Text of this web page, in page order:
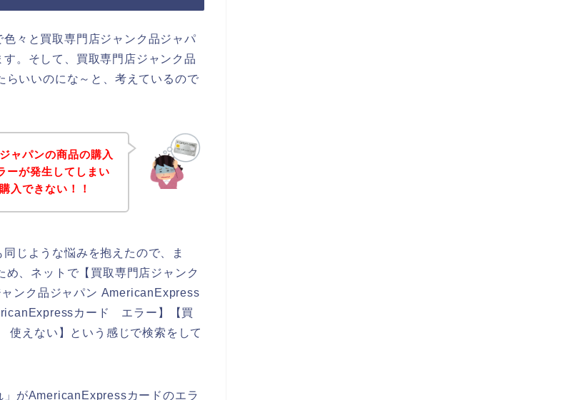
々と買取専門店ジャンク品ジャパ
。そして、買取専門店ジャンク品
いいのにな～と、考えているので
ャパンの商品の購入
が発生してしまい
入できない！！
じような悩みを抱えたので、ま
、ネットで【買取専門店ジャンク
ンク品ジャパン AmericanExpress
カード エラー】【買
えない】という感じで検索をして
がAmericanExpressカードのエラ